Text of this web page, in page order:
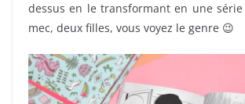
dessus en le transformant en une série
mec, deux filles, vous voyez le genre 😉